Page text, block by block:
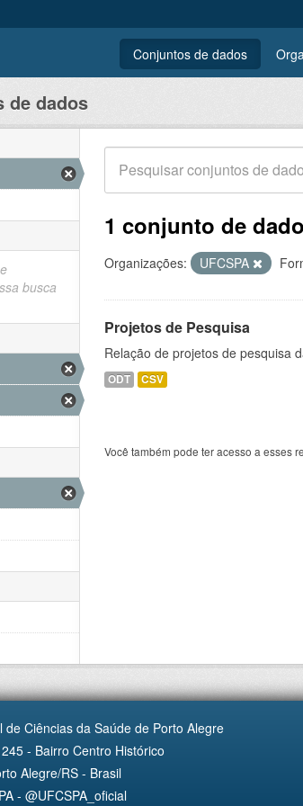
Conjuntos de dados
de dados
1 conjunto de
Organizações: UFCSPA
Projetos de Pesquisa
Relação de projetos de pesquisa
ODT CSV
Você também pode ter acesso a esses
busca
de Ciências da Saúde de Porto Alegre
- Bairro Centro Histórico
Alegre/RS - Brasil
- @UFCSPA_oficial